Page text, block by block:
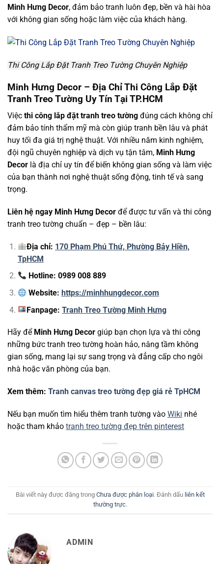
Minh Hưng Decor, đảm bảo tranh luôn đẹp, bền và hài hòa
với không gian sống hoặc làm việc của khách hàng.
Thi Công Lắp Đặt Tranh Treo Tường Chuyên Nghiệp
Minh Hưng Decor – Địa Chỉ Thi Công Lắp Đặt
Tranh Treo Tường Uy Tín Tại TP.HCM
Việc thi công lắp đặt tranh treo tường đúng cách không chỉ
đảm bảo tính thẩm mỹ mà còn giúp tranh bền lâu và phát
huy tối đa giá trị nghệ thuật. Với nhiều năm kinh nghiệm,
đội ngũ chuyên nghiệp và dịch vụ tận tâm, Minh Hưng
Decor là địa chỉ uy tín để biến không gian sống và làm việc
của bạn thành nơi nghệ thuật sống động, tinh tế và sang
trọng.
Liên hệ ngay Minh Hưng Decor để được tư vấn và thi công
tranh treo tường chuẩn – đẹp – bền lâu:
Địa chỉ: 170 Phạm Phú Thứ, Phường Bảy Hiền,
TpHCM
Hotline: 0989 008 889
Website:https://minhhungdecor.com
Fanpage: Tranh Treo Tường Minh Hưng
Hãy để Minh Hưng Decor giúp bạn chọn lựa và thi công
những bức tranh treo tường hoàn hảo, nâng tầm không
gian sống, mang lại sự sang trọng và đẳng cấp cho ngôi
nhà hoặc văn phòng của bạn.
Xem thêm: Tranh canvas treo tường đẹp giá rẻ TpHCM
Nếu bạn muốn tìm hiểu thêm tranh tường vào Wiki nhé
hoặc tham khảo tranh treo tường đẹp trên pinterest
Bài viết này được đăng trong Chưa được phân loại. Đánh dấu liên kết
thường trực.
ADMIN